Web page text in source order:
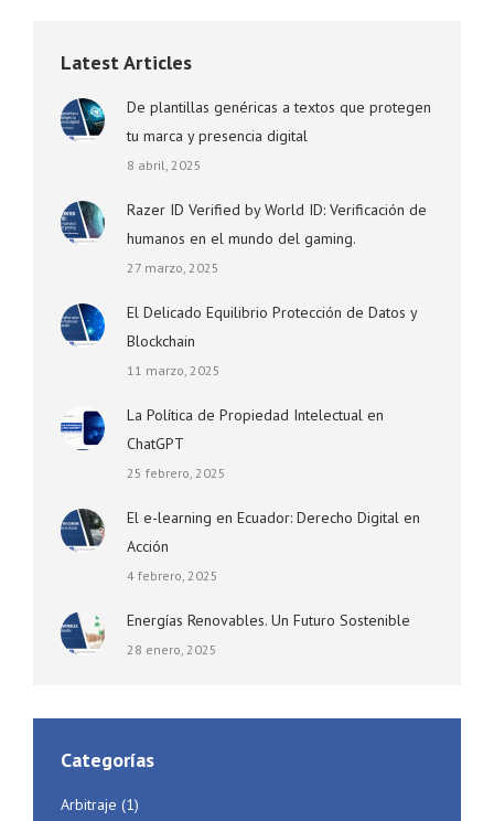
Latest Articles
De plantillas genéricas a textos que protegen
tu marca y presencia digital
8 abril, 2025
Razer ID Verified by World ID: Verificación de
humanos en el mundo del gaming.
27 marzo, 2025
El Delicado Equilibrio Protección de Datos y
Blockchain
11 marzo, 2025
La Política de Propiedad Intelectual en
ChatGPT
25 febrero, 2025
El e-learning en Ecuador: Derecho Digital en
Acción
4 febrero, 2025
Energías Renovables. Un Futuro Sostenible
28 enero, 2025
Categorías
Arbitraje (1)